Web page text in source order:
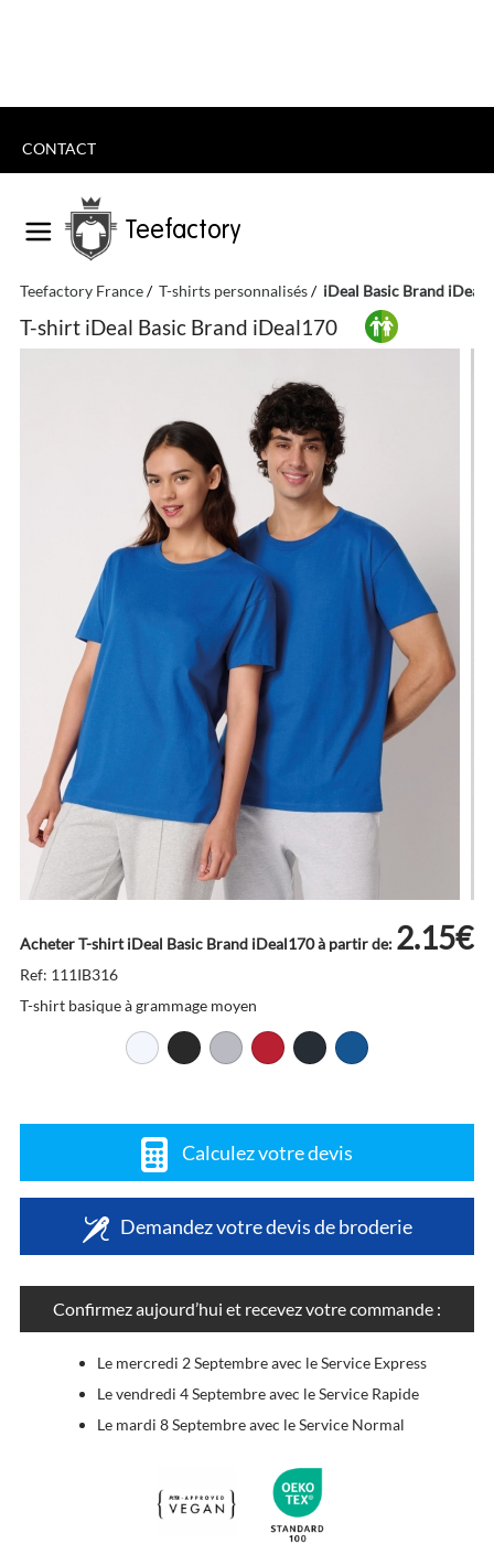
CONTACT
Teefactory
Teefactory France T-shirts personnalisés iDeal Basic Brand
T-shirt iDeal Basic Brand iDeal170
Acheter T-shirt iDeal Basic Brand iDeal170 à partir de: 2.15€
Ref: 111IB316
T-shirt basique à grammage moyen
Calculez votre devis
Demandez votre devis de broderie
Confirmez aujourd’hui et recevez votre commande :
Le mercredi 2 Septembre avec le Service Express
Le vendredi 4 Septembre avec le Service Rapide
Le mardi 8 Septembre avec le Service Normal